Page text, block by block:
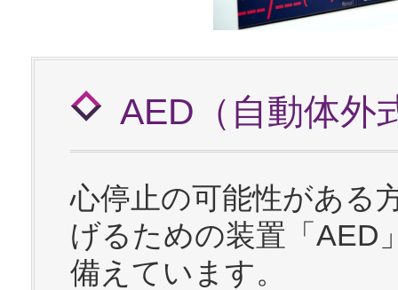
AED（自動体外
心停止の可能性がある
げるための装置「AED
備えています。